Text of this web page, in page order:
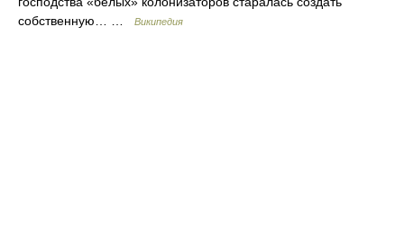
собственную… …
Википедия